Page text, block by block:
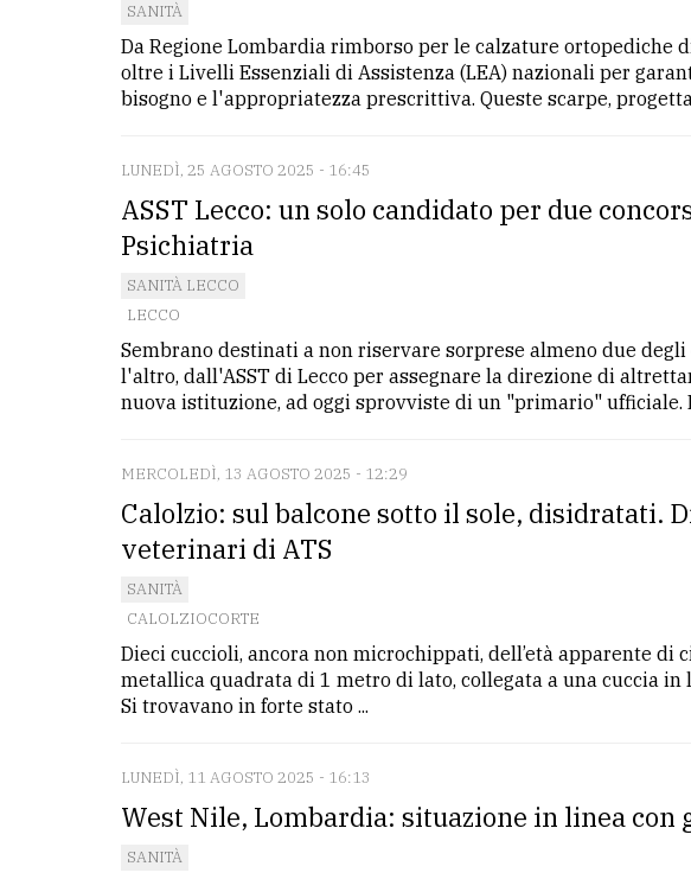
SANITÀ
Da Regione Lombardia rimborso per le calzature ortopediche
oltre i Livelli Essenziali di Assistenza (LEA) nazionali per
bisogno e l'appropriatezza prescrittiva. Queste scarpe,
LUNEDÌ, 25 AGOSTO 2025 - 16:45
ASST Lecco: un solo candidato per due
Psichiatria
SANITÀ LECCO
LECCO
Sembrano destinati a non riservare sorprese almeno due
l'altro, dall'ASST di Lecco per assegnare la direzione di
nuova istituzione, ad oggi sprovviste di un "primario" ufficiale.
MERCOLEDÌ, 13 AGOSTO 2025 - 12:29
Calolzio: sul balcone sotto il sole, disidratati.
veterinari di ATS
SANITÀ
CALOLZIOCORTE
Dieci cuccioli, ancora non microchippati, dell’età apparente di
metallica quadrata di 1 metro di lato, collegata a una cuccia
Si trovavano in forte stato ...
LUNEDÌ, 11 AGOSTO 2025 - 16:13
West Nile, Lombardia: situazione in linea
SANITÀ